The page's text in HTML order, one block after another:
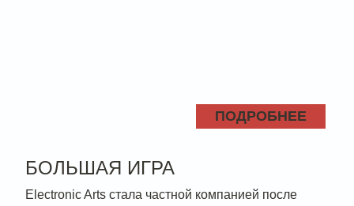
ПОДРОБНЕЕ
БОЛЬШАЯ ИГРА
Electronic Arts стала частной компанией после